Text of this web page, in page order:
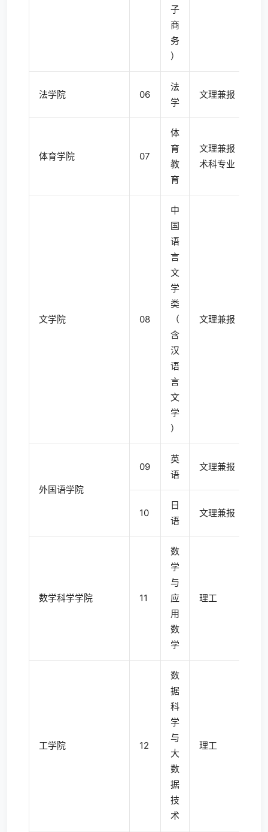
子
商
务
）
法学院 06
法
学
文理兼报
体育学院 07
体
育
教
育
文理兼报
术科专业
文学院 08
中
国
语
言
文
学
类
（
含
汉
语
言
文
学
）
文理兼报
外国语学院
09
英
语
文理兼报
10
日
语
文理兼报
数学科学学院 11
数
学
与
应
用
数
学
理工
工学院 12
数
据
科
学
与
大
数
据
技
术
理工